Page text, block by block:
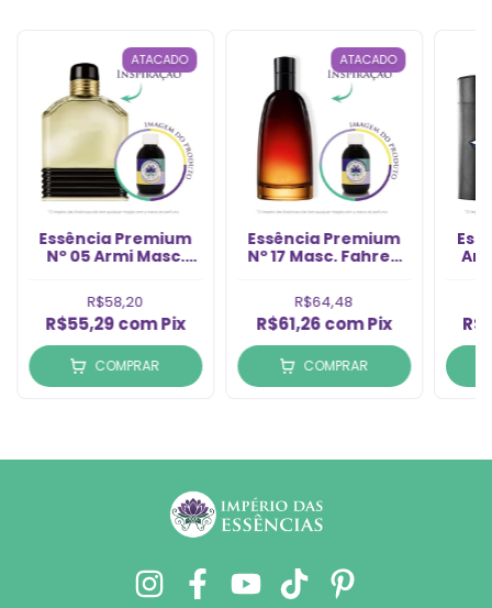
ATACADO
Essência Premium
Nº 05 Armi Masc.
R$58,20
R$55,29comPix
COMPRAR
ATACADO
Essência Premium
Nº 17 Masc. Fahren
R$64,48
R$61,26comPix
COMPRAR